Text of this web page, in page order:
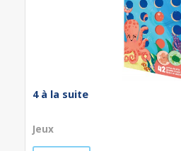
4 à la suite
Jeux